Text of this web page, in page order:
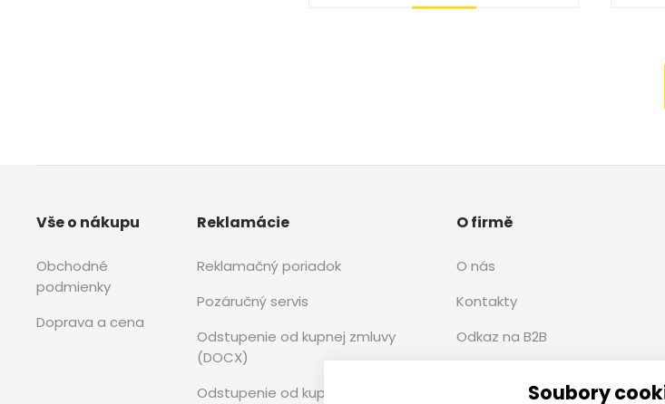
Vše o nákupu
Obchodné
podmienky
Doprava a cena
Reklamácie
Reklamačný poriadok
Pozáručný servis
Odstupenie od kupnej zmluvy
(DOCX)
Odstupenie od kupnej zmluvy (PDF)
O firmě
O nás
Kontakty
Odkaz na B2B
Soubory